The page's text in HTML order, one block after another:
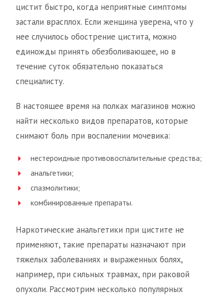
цистит быстро, когда неприятные симптомы
застали врасплох. Если женщина уверена, что у
нее случилось обострение цистита, можно
единожды принять обезболивающее, но в
течение суток обязательно показаться
специалисту.
В настоящее время на полках магазинов можно
найти несколько видов препаратов, которые
снимают боль при воспалении мочевика:
нестероидные противовоспалительные средства;
анальгетики;
спазмолитики;
комбинированные препараты.
Наркотические анальгетики при цистите не
применяют, такие препараты назначают при
тяжелых заболеваниях и выраженных болях,
например, при сильных травмах, при раковой
опухоли. Рассмотрим несколько популярных